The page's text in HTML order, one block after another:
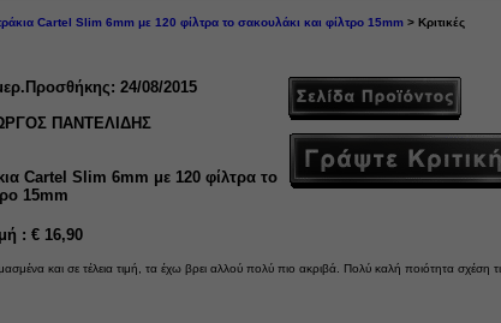
Cartel Slim 6mm με 120 φίλτρα το σακουλάκι και φίλτρο 15mm> Κριτικές
24/08/2015
ΠΑΝΤΕΛΙΔΗΣ
Cartel Slim 6mm με 120 φίλτρα το
15mm
: € 16,90
και σε τέλεια τιμή, τα έχω βρει αλλού πολύ πιο ακριβά. Πολύ καλή ποιότητα σχέση